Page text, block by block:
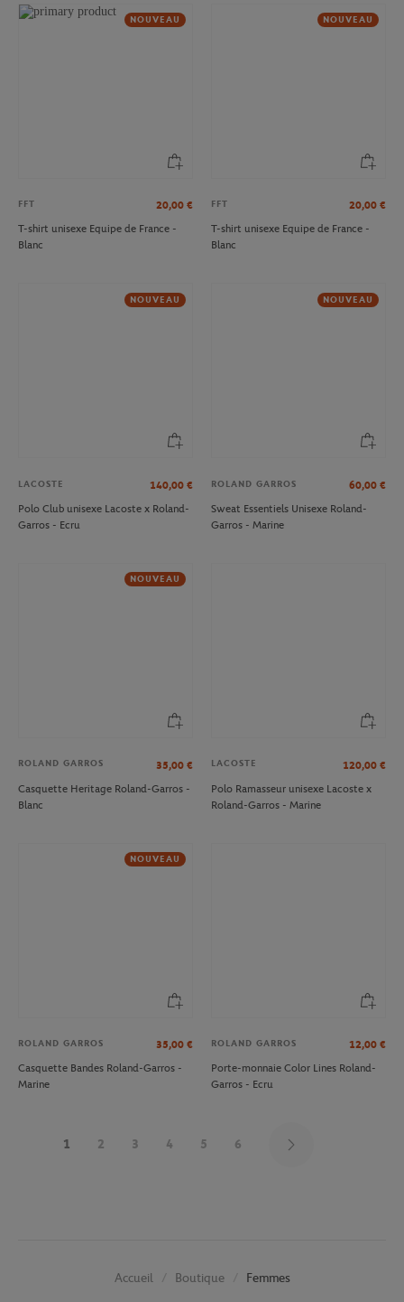
NOUVEAU
FFT 20,00 €
T-shirt unisexe Equipe de France -
Blanc
NOUVEAU
FFT 20,00 €
T-shirt unisexe Equipe de France -
Blanc
NOUVEAU
LACOSTE 140,00 €
Polo Club unisexe Lacoste x Roland-
Garros - Ecru
NOUVEAU
ROLAND GARROS 60,00 €
Sweat Essentiels Unisexe Roland-
Garros - Marine
NOUVEAU
ROLAND GARROS 35,00 €
Casquette Heritage Roland-Garros -
Blanc
LACOSTE 120,00 €
Polo Ramasseur unisexe Lacoste x
Roland-Garros - Marine
NOUVEAU
ROLAND GARROS 35,00 €
Casquette Bandes Roland-Garros -
Marine
ROLAND GARROS 12,00 €
Porte-monnaie Color Lines Roland-
Garros - Ecru
1 2 3 4 5 6
Accueil Boutique Femmes